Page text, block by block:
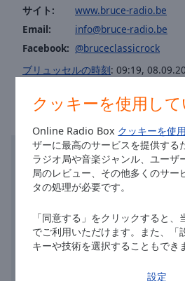
クッキーを使用し
Online Radio Box クッキーを使
ザーに最高のサービスを提供する
ラジオ局や音楽ジャンル、ユーザ
局のレビュー、その他多くのサー
タの処理が必要です。
「同意する」をクリックすると
でご利用いただけます。また、「
キーや技術を選択することもでき
設定
Background
Color
サイト:
www.bruce-radio.be
Email:
info@bruce-radio.be
Facebook: @bruceclassicrock
ブリュッセルの時刻: 09:19,